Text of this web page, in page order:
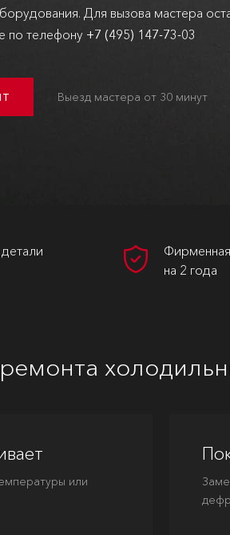
Для вызова мастера
по телефону +7 (495) 147-73-03
Выезд мастера от 30 минут
Фирменная
на 2 года
или